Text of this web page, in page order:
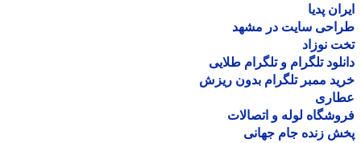
پدیا
سایت در مشهد
نوزاد
تلگرام و تلگرام طلایی
ممبر تلگرام بدون ریزش
لوله و اتصالات
زنده جام جهانی